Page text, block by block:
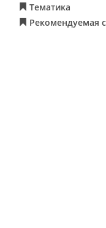
Тематика
Рекомендуемая